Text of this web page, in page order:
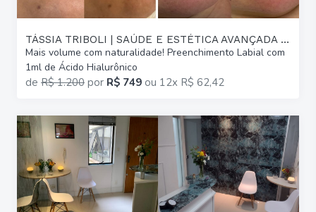
TÁSSIA TRIBOLI | SAÚDE E ESTÉTICA AVANÇADA | GLÓRIA
Mais volume com naturalidade! Preenchimento Labial com
1ml de Ácido Hialurônico
de R$ 1.200 por R$ 749 ou 12x R$ 62,42